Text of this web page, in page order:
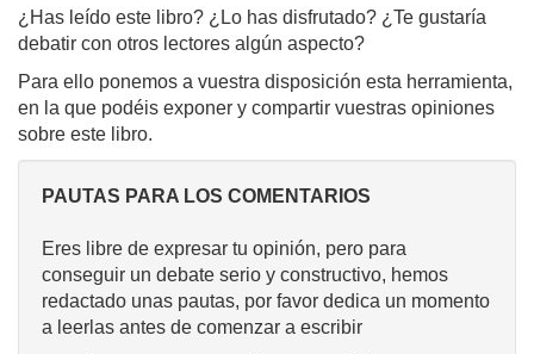
¿Has leído este libro? ¿Lo has disfrutado? ¿Te gustaría
debatir con otros lectores algún aspecto?
Para ello ponemos a vuestra disposición esta herramienta,
en la que podéis exponer y compartir vuestras opiniones
sobre este libro.
PAUTAS PARA LOS COMENTARIOS
Eres libre de expresar tu opinión, pero para
conseguir un debate serio y constructivo, hemos
redactado unas pautas, por favor dedica un momento
a leerlas antes de comenzar a escribir